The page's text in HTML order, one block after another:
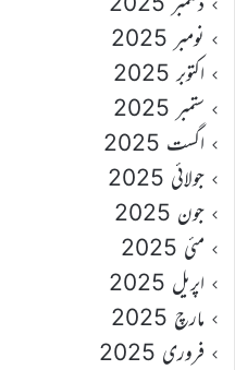
نومبر 2025
اکتوبر 2025
ستمبر 2025
اگست 2025
جولائی 2025
جون 2025
مئی 2025
اپریل 2025
مارچ 2025
فروری 2025